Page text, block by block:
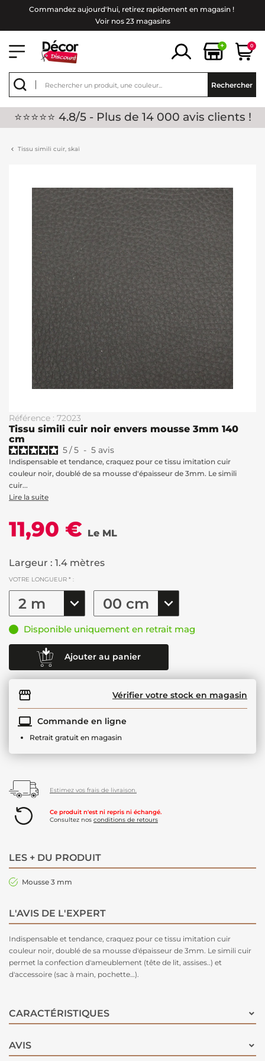
Commandez aujourd'hui, retirez rapidement en magasin !
Voir nos 23 magasins
+ 0
Rechercher
⭐⭐⭐⭐⭐ 4.8/5 - Plus de 14 000 avis clients !
Tissu simili cuir, skaï
Référence : 72023
Tissu simili cuir noir envers mousse 3mm 140
cm
5/5 - 5 avis
Indispensable et tendance, craquez pour ce tissu imitation cuir
couleur noir, doublé de sa mousse d'épaisseur de 3mm. Le simili
cuir...
Lire la suite
11,90 € Le ML
Largeur : 1.4 mètres
VOTRE LONGUEUR * :
Disponible uniquement en retrait mag
Ajouter au panier
Vérifier votre stock en magasin
Commande en ligne
Retrait gratuit en magasin
Estimez vos frais de livraison.
Ce produit n'est ni repris ni échangé.
Consultez nos conditions de retours
LES + DU PRODUIT
Mousse 3 mm
L'AVIS DE L'EXPERT
Indispensable et tendance, craquez pour ce tissu imitation cuir
couleur noir, doublé de sa mousse d'épaisseur de 3mm. Le simili cuir
permet la confection d'ameublement (tête de lit, assises..) et
d'accessoire (sac à main, pochette…).
CARACTÉRISTIQUES
AVIS